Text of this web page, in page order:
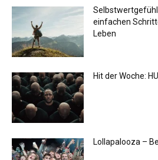
einfachen
Leben
Hit der Woche:
Lollapalooza –